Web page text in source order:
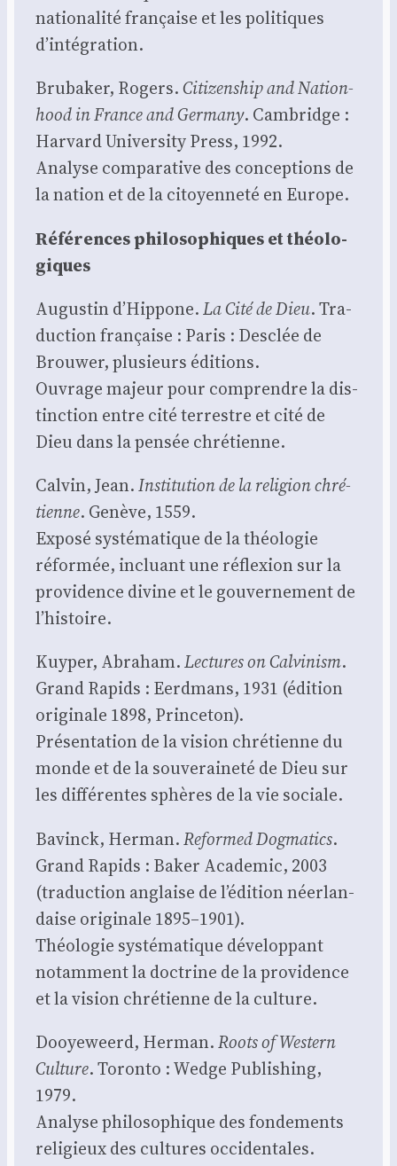
natio­na­li­té fran­çaise et les poli­tiques
d’intégration.
Bru­ba­ker, Rogers.Citi­zen­ship and Nation­
hood in France and Ger­ma­ny. Cam­bridge :
Har­vard Uni­ver­si­ty Press, 1992.
Ana­lyse com­pa­ra­tive des concep­tions de
la nation et de la citoyen­ne­té en Europe.
Réfé­rences phi­lo­so­phiques et théo­lo­
giques
Augus­tin d’Hippone.La Cité de Dieu. Tra­
duc­tion fran­çaise : Paris : Des­clée de
Brou­wer, plu­sieurs édi­tions.
Ouvrage majeur pour com­prendre la dis­
tinc­tion entre cité ter­restre et cité de
Dieu dans la pen­sée chré­tienne.
Cal­vin, Jean.Ins­ti­tu­tion de la reli­gion chré­
tienne. Genève, 1559.
Expo­sé sys­té­ma­tique de la théo­lo­gie
réfor­mée, incluant une réflexion sur la
pro­vi­dence divine et le gou­ver­ne­ment de
l’histoire.
Kuy­per, Abra­ham.Lec­tures on Cal­vi­nism.
Grand Rapids : Eerd­mans, 1931 (édi­tion
ori­gi­nale 1898, Prin­ce­ton).
Pré­sen­ta­tion de la vision chré­tienne du
monde et de la sou­ve­rai­ne­té de Dieu sur
les dif­fé­rentes sphères de la vie sociale.
Bavinck, Her­man.Refor­med Dog­ma­tics.
Grand Rapids : Baker Aca­de­mic, 2003
(tra­duc­tion anglaise de l’édition néer­lan­
daise ori­gi­nale 1895–1901).
Théo­lo­gie sys­té­ma­tique déve­lop­pant
notam­ment la doc­trine de la pro­vi­dence
et la vision chré­tienne de la culture.
Dooye­weerd, Her­man.Roots of Wes­tern
Culture. Toron­to : Wedge Publi­shing,
1979.
Ana­lyse phi­lo­so­phique des fon­de­ments
reli­gieux des cultures occi­den­tales.